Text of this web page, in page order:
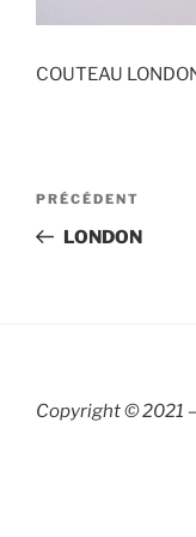
COUTEAU
Navigation
l’article
Article
précédent
PRÉCÉDENT
LONDON
Copyright © 2021